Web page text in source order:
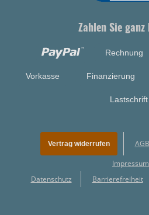
Zahlen Sie ganz
Rechnung
Vorkasse Finanzierung
Lastschrift
Vertrag widerrufen AGB
Impressum
Datenschutz
Barrierefreiheit